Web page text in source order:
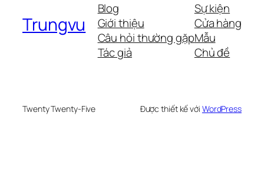
Trungvu
Blog
Giới thiệu
Câu hỏi thường gặp
Tác giả
Sự kiện
Cửa hàng
Mẫu
Chủ đề
Twenty Twenty-Five Được thiết kế với WordPress